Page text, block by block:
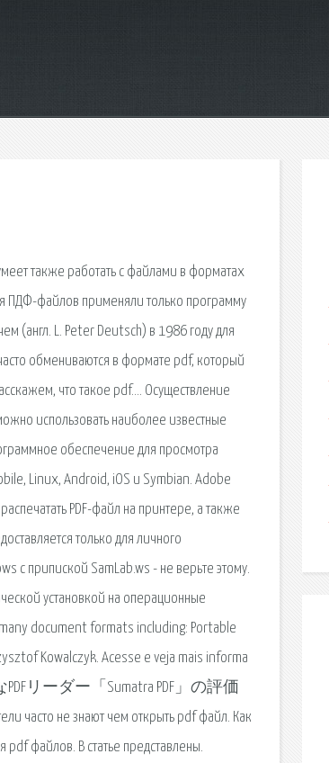
также работать с файлами в форматах
ПДФ-файлов применяли только программу
(англ. L. Peter Deutsch) в 1986 году для
обмениваются в формате pdf, который
что такое pdf…. Осуществление
использовать наиболее известные
обеспечение для просмотра
Linux, Android, iOS и Symbian. Adobe
PDF-файл на принтере, а также
только для личного
с припиской SamLab.ws - не верьте этому.
установкой на операционные
document formats including: Portable
Kowalczyk. Acesse e veja mais informa
PDFリーダー「Sumatra PDF」の評価
не знают чем открыть pdf файл. Как
файлов. В статье представлены.